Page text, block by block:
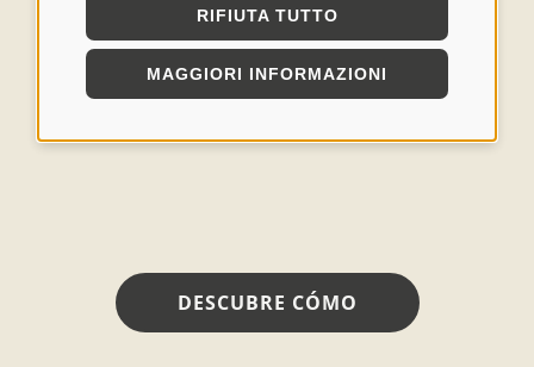
RIFIUTA TUTTO
MAGGIORI INFORMAZIONI
DESCUBRE CÓMO